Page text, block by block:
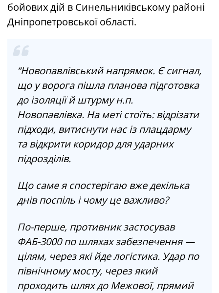
бойових дій в Синельниківському районі
Дніпропетровської області.
“Новопавлівський напрямок. Є сигнал,
що у ворога пішла планова підготовка
до ізоляції й штурму н.п.
Новопавлівка. На меті стоїть: відрізати
підходи, витиснути нас із плацдарму
та відкрити коридор для ударних
підрозділів.
Що саме я спостерігаю вже декілька
днів поспіль і чому це важливо?
По-перше, противник застосував
ФАБ-3000 по шляхах забезпечення —
цілям, через які йде логістика. Удар по
північному мосту, через який
проходить шлях до Межової, прямий